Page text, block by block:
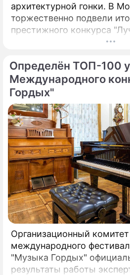
архитектурной гонки. В
торжественно подвели
престижного конкурса
реализованный проект в
Определён ТОП-100
Международного
Гордых"
Организационный
международного
"Музыка Гордых"
результаты работы